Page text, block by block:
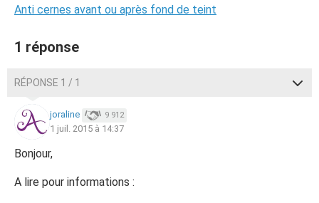
Anti cernes avant ou après fond de teint
1 réponse
RÉPONSE 1 / 1
joraline 9 912
1 juil. 2015 à 14:37
Bonjour,
A lire pour informations :